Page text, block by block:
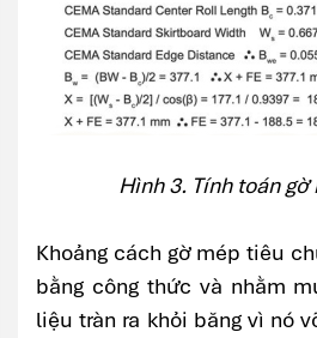
Hình 3. Tính toán
Khoảng cách gờ mép tiêu
bằng công thức và nhằm
liệu tràn ra khỏi băng vì nó